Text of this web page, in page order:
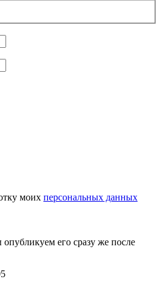
моих персональных данных
его сразу же после